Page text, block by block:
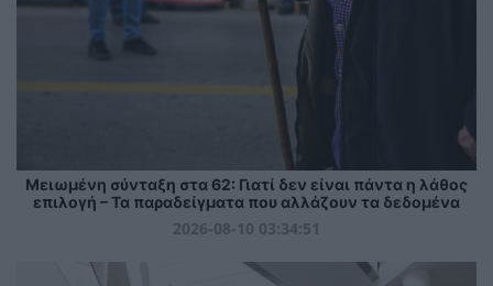
Μειωμένη σύνταξη στα 62: Γιατί δεν είναι πάντα η λάθος
επιλογή – Τα παραδείγματα που αλλάζουν τα δεδομένα
2026-08-10 03:34:51